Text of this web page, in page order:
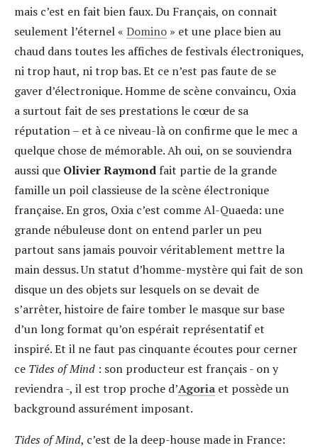
mais c’est en fait bien faux. Du Français, on connait
seulement l’éternel « Domino » et une place bien au
chaud dans toutes les affiches de festivals électroniques,
ni trop haut, ni trop bas. Et ce n’est pas faute de se
gaver d’électronique. Homme de scène convaincu, Oxia
a surtout fait de ses prestations le cœur de sa
réputation – et à ce niveau-là on confirme que le mec a
quelque chose de mémorable. Ah oui, on se souviendra
aussi que Olivier Raymond fait partie de la grande
famille un poil classieuse de la scène électronique
française. En gros, Oxia c’est comme Al-Quaeda: une
grande nébuleuse dont on entend parler un peu
partout sans jamais pouvoir véritablement mettre la
main dessus. Un statut d’homme-mystère qui fait de son
disque un des objets sur lesquels on se devait de
s’arrêter, histoire de faire tomber le masque sur base
d’un long format qu’on espérait représentatif et
inspiré. Et il ne faut pas cinquante écoutes pour cerner
ce Tides of Mind : son producteur est français - on y
reviendra -, il est trop proche d’Agoria et possède un
background assurément imposant.
Tides of Mind, c’est de la deep-house made in France: